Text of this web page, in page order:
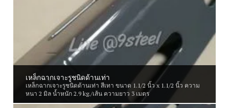
เหล็กฉากเจาะรูชนิดด้านเท่า
เหล็กฉากเจาะรูชนิดด้านเท่า สีเทา ขนาด 1.1/2 นิ้ว x 1.1/2 นิ้ว ความ
หนา 2 มิล น้ำหนัก 2.9 kg./เส้น ความยาว 3 เมตร